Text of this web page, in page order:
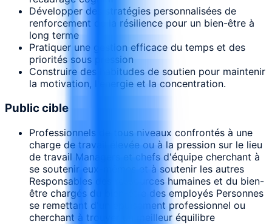
Développer des stratégies personnalisées de
renforcement de la résilience pour un bien-être à
long terme
Pratiquer une gestion efficace du temps et des
priorités sous pression
Construire des habitudes de soutien pour maintenir
la motivation, l'énergie et la concentration.
Public cible
Professionnels de tous niveaux confrontés à une
charge de travail élevée ou à la pression sur le lieu
de travail Managers et chefs d'équipe cherchant à
se soutenir eux-mêmes et à soutenir les autres
Responsables des ressources humaines et du bien-
être chargés du bien-être des employés Personnes
se remettant d'un épuisement professionnel ou
cherchant à trouver un meilleur équilibre